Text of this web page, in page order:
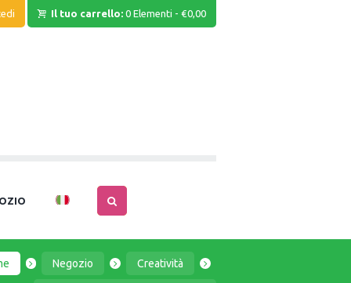
Il tuo carrello: 0 Elementi -€0,00
Negozio Creatività